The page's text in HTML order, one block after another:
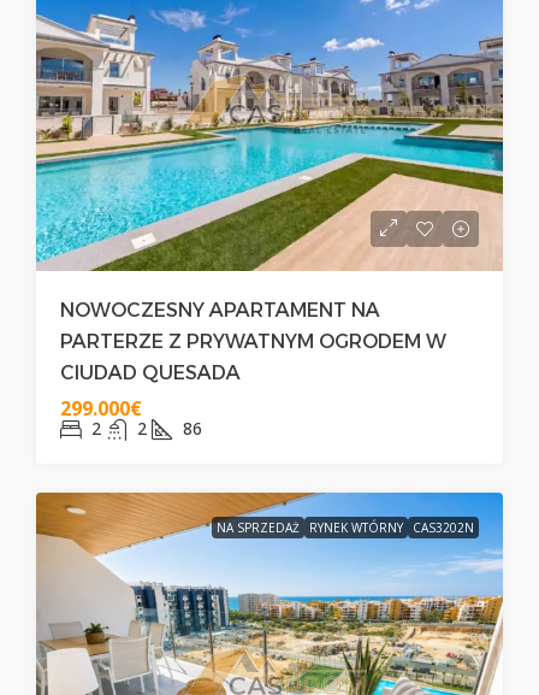
NOWOCZESNY APARTAMENT NA
PARTERZE Z PRYWATNYM OGRODEM W
CIUDAD QUESADA
299.000€
2 2 86
NA SPRZEDAŻ RYNEK WTÓRNY CAS3202N